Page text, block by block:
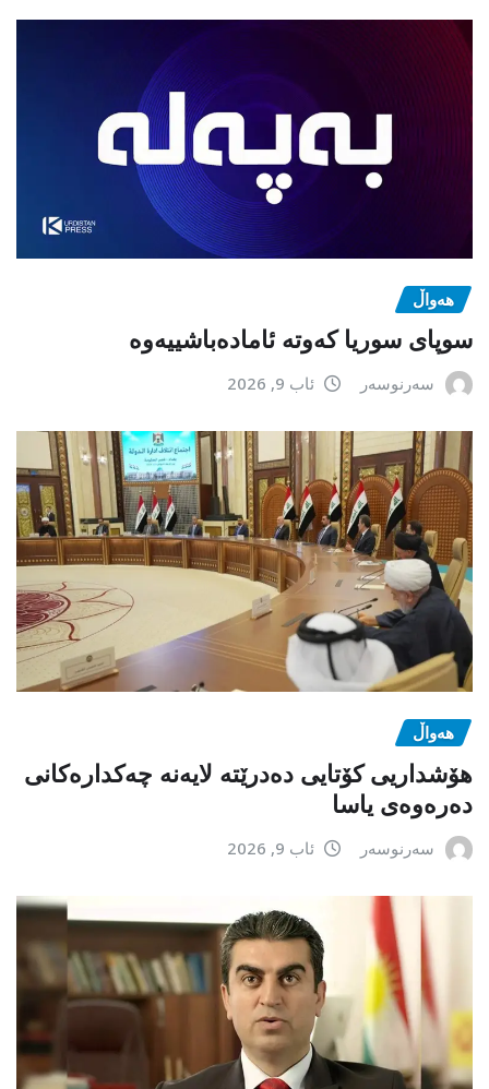
هەواڵ
سوپای سوریا کەوتە ئامادەباشییەوە
سەرنوسەر ئاب 9, 2026
هەواڵ
هۆشداریی کۆتایی دەدرێتە لایەنە چەکدارەکانی
دەرەوەی یاسا
سەرنوسەر ئاب 9, 2026